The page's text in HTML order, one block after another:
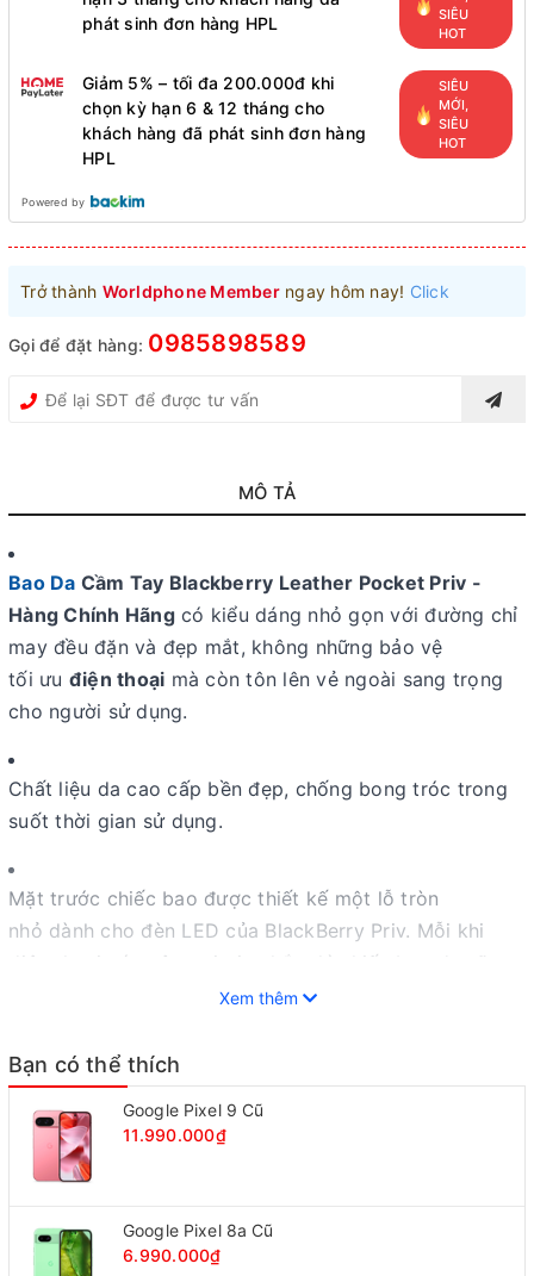
phát sinh đơn hàng HPL
SIÊU
HOT
Giảm 5% – tối đa 200.000đ khi
chọn kỳ hạn 6 & 12 tháng cho
khách hàng đã phát sinh đơn hàng
HPL
SIÊU
MỚI,
SIÊU
HOT
Powered by
Trở thành Worldphone Memberngay hôm nay! Click
Gọi để đặt hàng: 0985898589
MÔ TẢ
Bao Da Cầm Tay Blackberry Leather Pocket Priv -
Hàng Chính Hãngcó kiểu dáng nhỏ gọn với đường chỉ
may đều đặn và đẹp mắt, không những bảo vệ
tối ưu điện thoại mà còn tôn lên vẻ ngoài sang trọng
cho người sử dụng.
Chất liệu da cao cấp bền đẹp, chống bong tróc trong
suốt thời gian sử dụng.
Mặt trước chiếc bao được thiết kế một lỗ tròn
nhỏ dành cho đèn LED của BlackBerry Priv. Mỗi khi
điện thoại có cuộc gọi, tin nhắn thì chiếc bao da sẽ
giúp thông báo cho bạn qua vị trí đèn LED mà không
Mặt sau thiết kế một khe đựng Card visit, thẻ Visa,…
rất tiện lợi.
>>> Mua ngay các sản phẩm
giá cực kì ưu đãi <<<
Xem thêm
Bạn có thể thích
Google Pixel 9 Cũ
11.990.000₫
Google Pixel 8a Cũ
6.990.000₫